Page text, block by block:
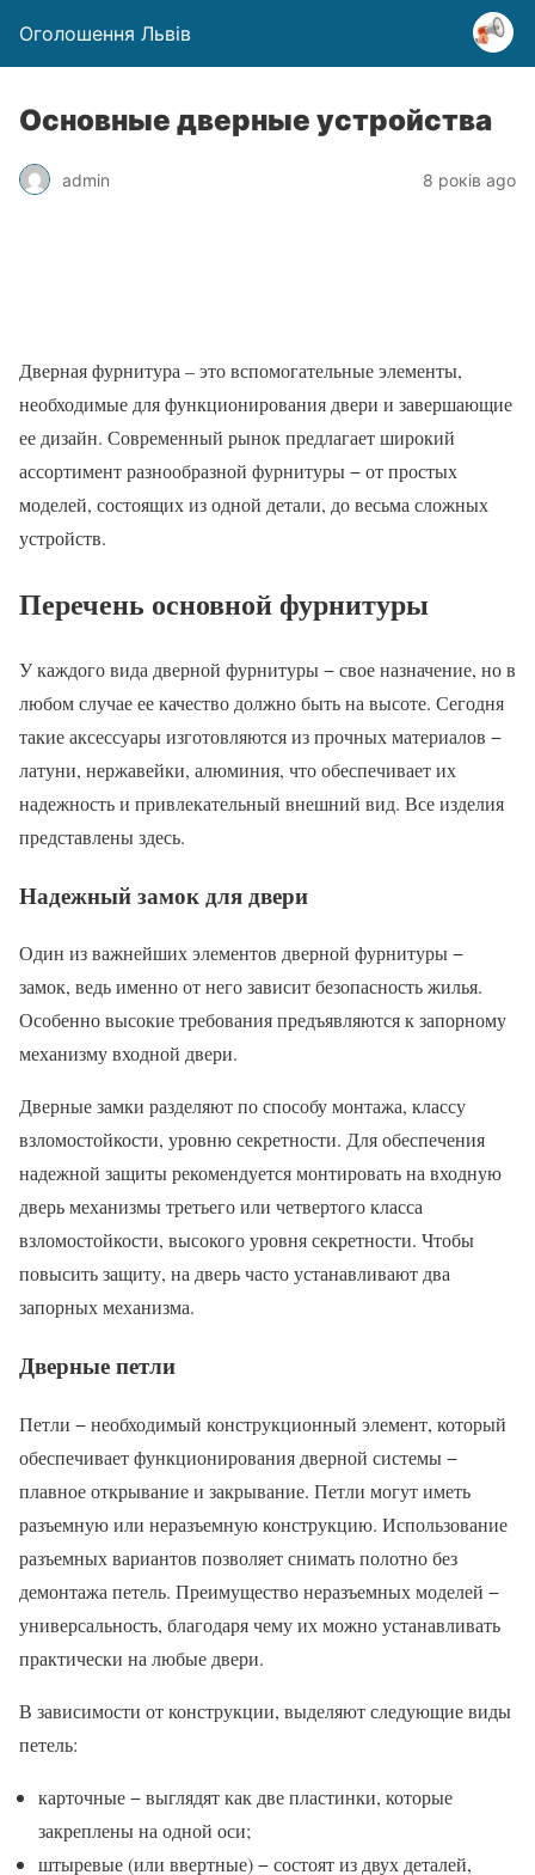
Оголошення Львів
Основные дверные устройства
admin 8 років ago
Дверная фурнитура – это вспомогательные элементы,
необходимые для функционирования двери и завершающие
ее дизайн. Современный рынок предлагает широкий
ассортимент разнообразной фурнитуры − от простых
моделей, состоящих из одной детали, до весьма сложных
устройств.
Перечень основной фурнитуры
У каждого вида дверной фурнитуры − свое назначение, но в
любом случае ее качество должно быть на высоте. Сегодня
такие аксессуары изготовляются из прочных материалов −
латуни, нержавейки, алюминия, что обеспечивает их
надежность и привлекательный внешний вид. Все изделия
представлены здесь.
Надежный замок для двери
Один из важнейших элементов дверной фурнитуры −
замок, ведь именно от него зависит безопасность жилья.
Особенно высокие требования предъявляются к запорному
механизму входной двери.
Дверные замки разделяют по способу монтажа, классу
взломостойкости, уровню секретности. Для обеспечения
надежной защиты рекомендуется монтировать на входную
дверь механизмы третьего или четвертого класса
взломостойкости, высокого уровня секретности. Чтобы
повысить защиту, на дверь часто устанавливают два
запорных механизма.
Дверные петли
Петли − необходимый конструкционный элемент, который
обеспечивает функционирования дверной системы −
плавное открывание и закрывание. Петли могут иметь
разъемную или неразъемную конструкцию. Использование
разъемных вариантов позволяет снимать полотно без
демонтажа петель. Преимущество неразъемных моделей −
универсальность, благодаря чему их можно устанавливать
практически на любые двери.
В зависимости от конструкции, выделяют следующие виды
петель:
карточные − выглядят как две пластинки, которые
закреплены на одной оси;
штыревые (или ввертные) − состоят из двух деталей,